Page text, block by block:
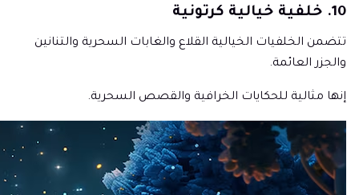
10. خلفية خيالية كرتونية
تتضمن الخلفيات الخيالية القلاع والغابات السحرية والتنانين
والجزر العائمة.
إنها مثالية للحكايات الخرافية والقصص السحرية.